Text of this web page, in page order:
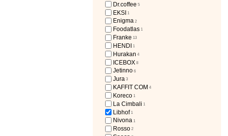
Dr.coffee 5
EKSI 1
Enigma 2
Foodatlas 1
Franke 13
HENDI 1
Hurakan 4
ICEBOX 8
Jetinno 6
Jura 3
KAFFIT COM 4
Koreco 1
La Cimbali 1
Libhof 1
Nivona 1
Rosso 2